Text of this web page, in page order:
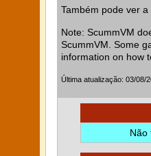
Também pode ver
Note: ScummVM
ScummVM. Some
information on how
Última atualização: 03/08/
Não